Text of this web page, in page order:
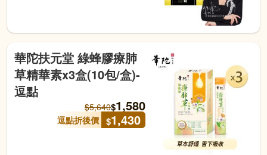
華陀扶元堂 綠蜂膠療肺
草精華素x3盒(10包/盒)-
逗點
$5,640$1,580
逗點折後價 $1,430